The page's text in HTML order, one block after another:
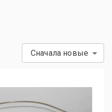
Сначала новые